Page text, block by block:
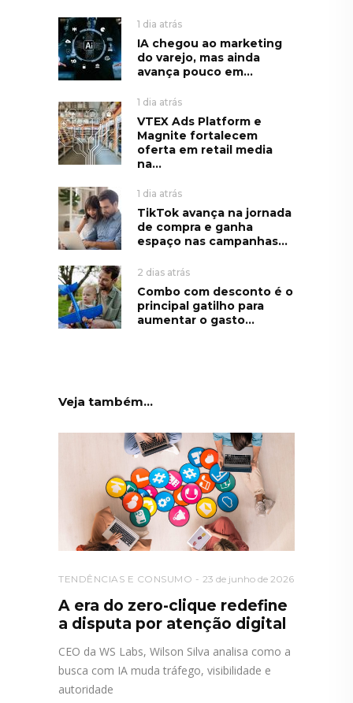
1 dia atrás
IA chegou ao marketing
do varejo, mas ainda
avança pouco em...
1 dia atrás
VTEX Ads Platform e
Magnite fortalecem
oferta em retail media
na...
1 dia atrás
TikTok avança na jornada
de compra e ganha
espaço nas campanhas...
2 dias atrás
Combo com desconto é o
principal gatilho para
aumentar o gasto...
Veja também...
TENDÊNCIAS E CONSUMO 23 de junho de 2026
A era do zero-clique redefine
a disputa por atenção digital
CEO da WS Labs, Wilson Silva analisa como a
busca com IA muda tráfego, visibilidade e
autoridade